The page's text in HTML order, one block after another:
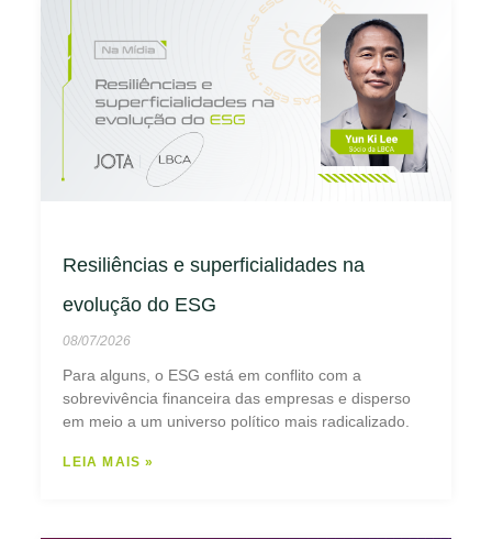
Resiliências e superficialidades na
evolução do ESG
08/07/2026
Para alguns, o ESG está em conflito com a
sobrevivência financeira das empresas e disperso
em meio a um universo político mais radicalizado.
LEIA MAIS »